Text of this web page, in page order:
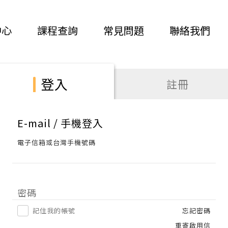
課程查詢 常見問題 聯絡我們
登入 註冊
E-mail / 手機登入
電子信箱或台灣手機號碼
密碼
記住我的帳號
忘記密碼
重寄啟用信